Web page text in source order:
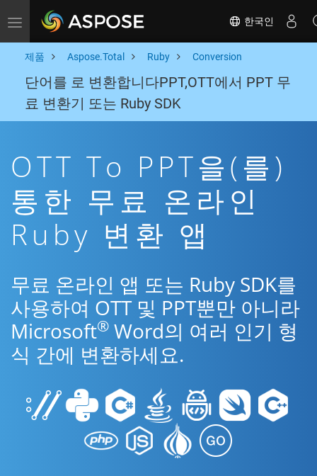
Toggle navigation 한국인
제품 Aspose.Total Ruby Conversion
단어를 로 변환합니다PPT,OTT에서 PPT 무
료 변환기 또는 Ruby SDK
OTT To PPT을(를)
통한 무료 온라인
Ruby 변환 앱
무료 온라인 앱 또는 Ruby SDK를
사용하여 OTT 및 PPT뿐만 아니라
Microsoft® Word의 여러 인기 형
식 간에 변환하세요.